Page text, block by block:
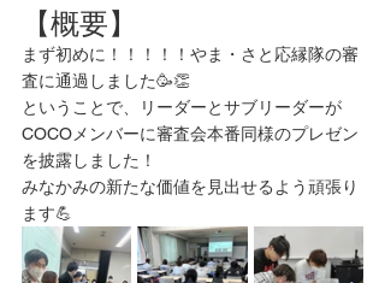
【概要】
まず初めに！！！！！やま・さと応縁隊の審
査に通過しました🥳👏
ということで、リーダーとサブリーダーが
COCOメンバーに審査会本番同様のプレゼン
を披露しました！
みなかみの新たな価値を見出せるよう頑張り
ます💪